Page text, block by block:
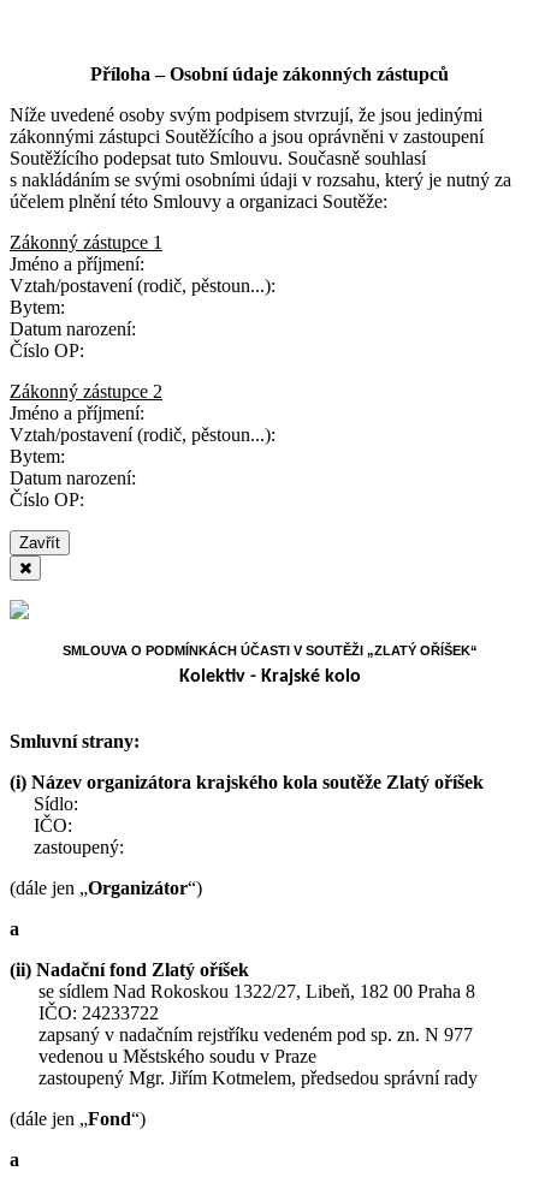
Příloha – Osobní údaje zákonných zástupců
Níže uvedené osoby svým podpisem stvrzují, že jsou jedinými
zákonnými zástupci Soutěžícího a jsou oprávněni v zastoupení
Soutěžícího podepsat tuto Smlouvu. Současně souhlasí
s nakládáním se svými osobními údaji v rozsahu, který je nutný za
účelem plnění této Smlouvy a organizaci Soutěže:
Zákonný zástupce 1
Jméno a příjmení:
Vztah/postavení (rodič, pěstoun...):
Bytem:
Datum narození:
Číslo OP:
Zákonný zástupce 2
Jméno a příjmení:
Vztah/postavení (rodič, pěstoun...):
Bytem:
Datum narození:
Číslo OP:
Zavřít
SMLOUVA O PODMÍNKÁCH ÚČASTI V SOUTĚŽI „ZLATÝ OŘÍŠEK“
Kolektiv - Krajské kolo
Smluvní strany:
(i) Název organizátora krajského kola soutěže Zlatý oříšek
Sídlo:
IČO:
zastoupený:
(dále jen „Organizátor“)
a
(ii) Nadační fond Zlatý oříšek
se sídlem Nad Rokoskou 1322/27, Libeň, 182 00 Praha 8
IČO: 24233722
zapsaný v nadačním rejstříku vedeném pod sp. zn. N 977
vedenou u Městského soudu v Praze
zastoupený Mgr. Jiřím Kotmelem, předsedou správní rady
(dále jen „Fond“)
a